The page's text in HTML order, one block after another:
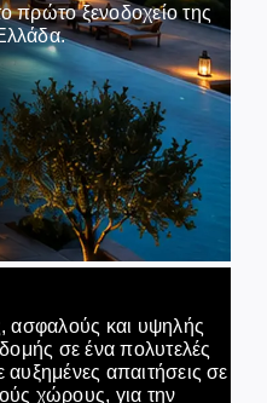
πρώτο ξενοδοχείο της
ασφαλούς και υψηλής
σε ένα πολυτελές
απαιτήσεις σε
χώρους, για την